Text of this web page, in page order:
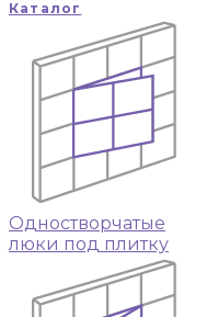
Каталог
Одностворчатые
люки под плитку